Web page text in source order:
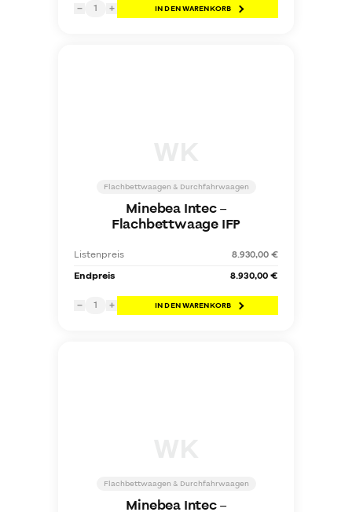
− 1 + IN DEN WARENKORB
Flachbettwaagen & Durchfahrwaagen
Minebea Intec–
Flachbettwaage IFP
Listenpreis
8.930,00 €
Endpreis
8.930,00 €
− 1 + IN DEN WARENKORB
Flachbettwaagen & Durchfahrwaagen
Minebea Intec–